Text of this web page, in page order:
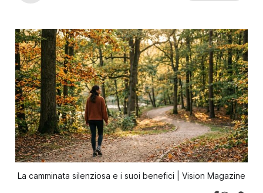
La camminata silenziosa e i suoi benefici | Vision Magazine